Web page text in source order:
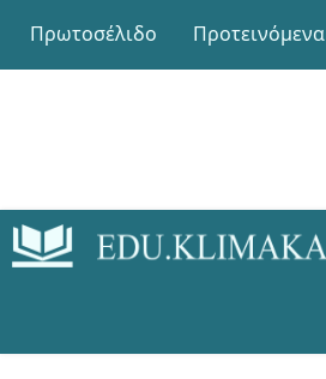
Πρωτοσέλιδο Προτεινόμενα